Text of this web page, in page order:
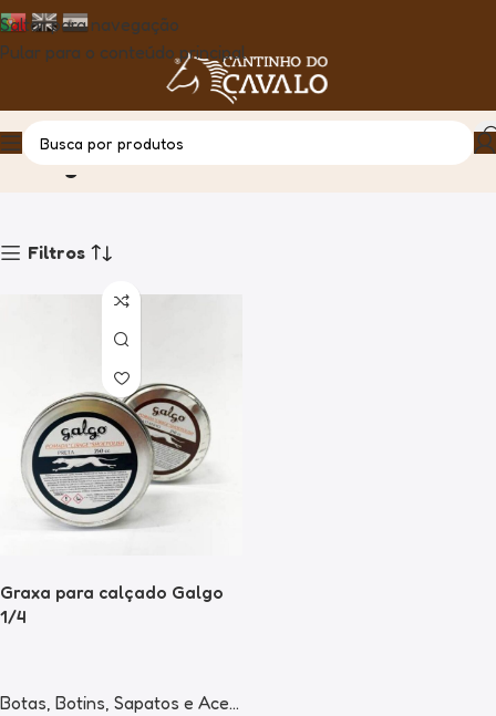
Saltar para navegação
Pular para o conteúdo principal
GalgoCasa Produto
Filtros
Graxa para calçado Galgo
1/4
Botas, Botins, Sapatos e Acessórios